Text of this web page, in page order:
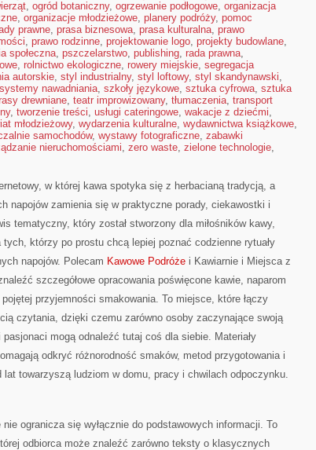
, ogród botaniczny, ogrzewanie podłogowe, organizacja
, organizacje młodzieżowe, planery podróży, pomoc
prawne, prasa biznesowa, prasa kulturalna, prawo
, prawo rodzinne, projektowanie logo, projekty budowlane,
społeczna, pszczelarstwo, publishing, rada prawna,
, rolnictwo ekologiczne, rowery miejskie, segregacja
autorskie, styl industrialny, styl loftowy, styl skandynawski,
systemy nawadniania, szkoły językowe, sztuka cyfrowa, sztuka
drewniane, teatr improwizowany, tłumaczenia, transport
, tworzenie treści, usługi cateringowe, wakacje z dziećmi,
młodzieżowy, wydarzenia kulturalne, wydawnictwa książkowe,
samochodów, wystawy fotograficzne, zabawki
nieruchomościami, zero waste, zielone technologie,
w której kawa spotyka się z herbacianą tradycją, a
napojów zamienia się w praktyczne porady, ciekawostki i
tematyczny, który został stworzony dla miłośników kawy,
którzy po prostu chcą lepiej poznać codzienne rytuały
napojów. Polecam Kawowe Podróże i Kawiarnie i Miejsca z
szczegółowe opracowania poświęcone kawie, naparom
przyjemności smakowania. To miejsce, które łączy
czytania, dzięki czemu zarówno osoby zaczynające swoją
mogą odnaleźć tutaj coś dla siebie. Materiały
odkryć różnorodność smaków, metod przygotowania i
lat towarzyszą ludziom w domu, pracy i chwilach odpoczynku.
ogranicza się wyłącznie do podstawowych informacji. To
odbiorca może znaleźć zarówno teksty o klasycznych